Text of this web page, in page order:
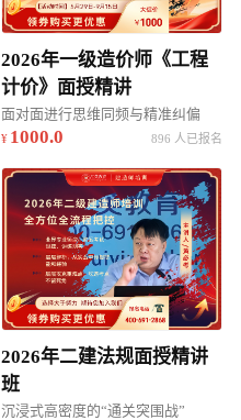
2026年一级造价师《工程
计价》面授精讲
面对面进行思维同频与精准纠偏
1000.0 896 人已报名
2026年二建法规面授精讲
班
沉浸式高密度的“通关突围战”